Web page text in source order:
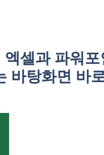
셀과 파워
바탕화면 바